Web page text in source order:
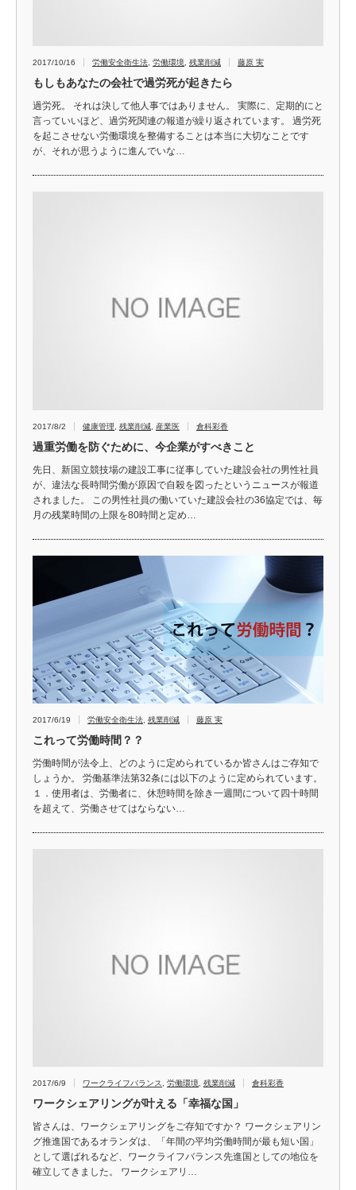
2017/10/16 労働安全衛生法, 労働環境, 残業削減 藤原 実
もしもあなたの会社で過労死が起きたら
過労死。 それは決して他人事ではありません。 実際に、定期的にと
言っていいほど、過労死関連の報道が繰り返されています。 過労死
を起こさせない労働環境を整備することは本当に大切なことです
が、それが思うように進んでいな…
2017/8/2 健康管理 残業削減 産業医 倉科彩香
過重労働を防ぐために、今企業がすべきこと
先日、新国立競技場の建設工事に従事していた建設会社の男性社員
が、違法な長時間労働が原因で自殺を図ったというニュースが報道
されました。 この男性社員の働いていた建設会社の36協定では、毎
月の残業時間の上限を80時間と定め…
2017/6/19 労働安全衛生法 残業削減 藤原 実
これって労働時間？？
労働時間が法令上、どのように定められているか皆さんはご存知で
しょうか。 労働基準法第32条には以下のように定められています。
１．使用者は、労働者に、休憩時間を除き一週間について四十時間
を超えて、労働させてはならない…
2017/6/9 ワークライフバランス 労働環境 残業削減 倉科彩香
ワークシェアリングが叶える「幸福な国」
皆さんは、ワークシェアリングをご存知ですか？ ワークシェアリン
グ推進国であるオランダは、「年間の平均労働時間が最も短い国」
として選ばれるなど、ワークライフバランス先進国としての地位を
確立してきました。 ワークシェアリ…